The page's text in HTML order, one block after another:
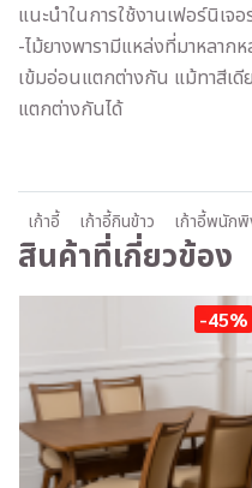
แนะนำในการใช้งานเฟอร์นิเจ
-ไม้ยางพารามีแหล่งที่มาหลาก
เข้มอ่อนแตกต่างกัน แม้ทาสีเดี
แตกต่างกันได้
เก้าอี้ เก้าอี้กินข้าว เก้าอี้พนัก
สินค้าที่เกี่ยวข้อง
-45%